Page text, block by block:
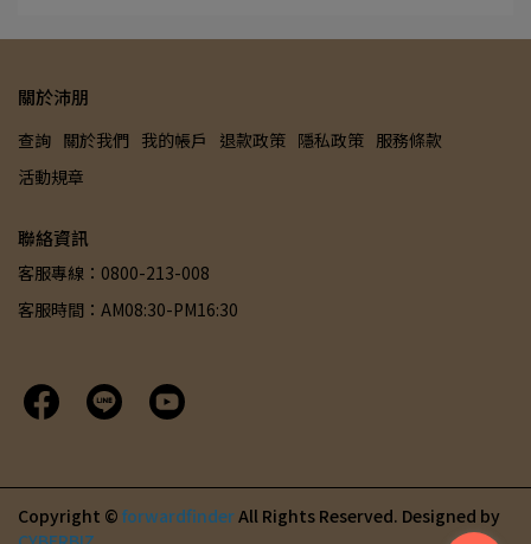
關於沛朋
查詢 關於我們 我的帳戶 退款政策 隱私政策 服務條款
活動規章
聯絡資訊
客服專線：0800-213-008
客服時間：AM08:30-PM16:30
Copyright © forwardfinderAll Rights Reserved. Designed by